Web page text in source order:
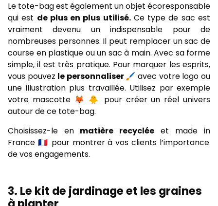
Le tote-bag est également un objet écoresponsable
qui est de plus en plus utilisé.Ce type de sac est
vraiment devenu un indispensable pour de
nombreuses personnes. Il peut remplacer un sac de
course en plastique ou un sac à main. Avec sa forme
simple, il est très pratique. Pour marquer les esprits,
vous pouvez le personnaliser 🖌️ avec votre logo ou
une illustration plus travaillée. Utilisez par exemple
votre mascotte 🦊 🐥 pour créer un réel univers
autour de ce tote-bag.
Choisissez-le en matière recyclée et made in
France 🇨🇵 pour montrer à vos clients l’importance
de vos engagements.
3. Le kit de jardinage et les graines